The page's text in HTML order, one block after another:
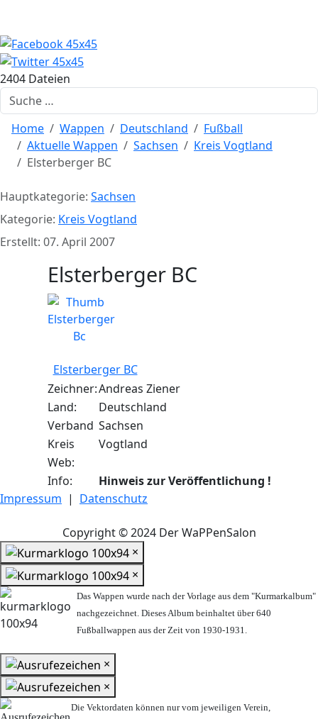
2404 Dateien
Suchen
Home Wappen Deutschland
Fußball
Aktuelle Wappen
Sachsen
Kreis Vogtland
Elsterberger BC
Hauptkategorie: Sachsen
Kategorie: Kreis Vogtland
Erstellt: 07. April 2007
Elsterberger BC
Elsterberger BC
Zeichner:Andreas Ziener
Land:
Deutschland
Verband Sachsen
Kreis
Vogtland
Web:
Info:
Hinweis zur Veröffentlichung !
Impressum | Datenschutz
Copyright © 2024 Der WaPPenSalon
×
×
Das Wappen wurde nach der Vorlage aus dem "Kurmarkalbum"
nachgezeichnet. Dieses Album beinhaltet über 640
Fußballwappen aus der Zeit von 1930-1931.
×
×
Die Vektordaten können nur vom jeweiligen Verein,